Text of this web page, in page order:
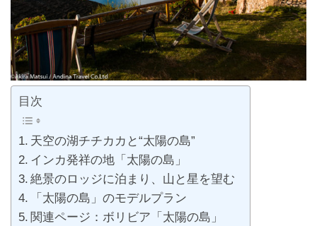
目次
天空の湖チチカカと“太陽の島”
インカ発祥の地「太陽の島」
絶景のロッジに泊まり、山と星を望む
「太陽の島」のモデルプラン
関連ページ：ボリビア「太陽の島」